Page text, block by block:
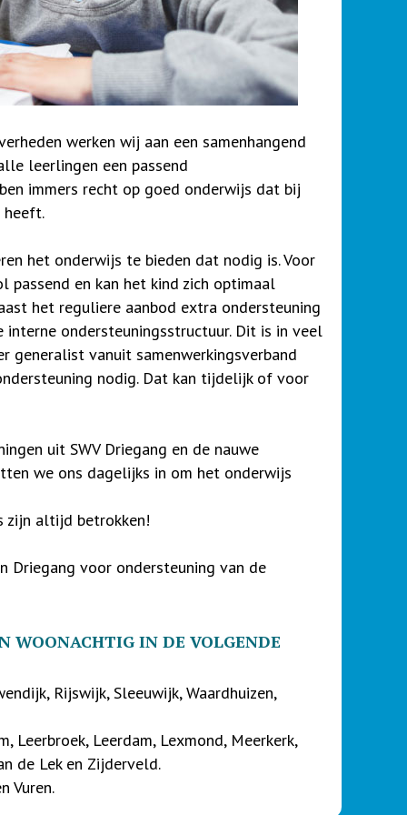
werken wij aan een samenhangend
leerlingen een passend
immers recht op goed onderwijs dat bij
heeft.
het onderwijs te bieden dat nodig is. Voor
passend en kan het kind zich optimaal
het reguliere aanbod extra ondersteuning
ondersteuningsstructuur. Dit is in veel
vanuit samenwerkingsverband
nodig. Dat kan tijdelijk of voor
uit SWV Driegang en de nauwe
we ons dagelijks in om het onderwijs
zijn altijd betrokken!
Driegang voor ondersteuning van de
WOONACHTIG IN DE VOLGENDE
Rijswijk, Sleeuwijk, Waardhuizen,
Leerbroek, Leerdam, Lexmond, Meerkerk,
de Lek en Zijderveld.
Vuren.